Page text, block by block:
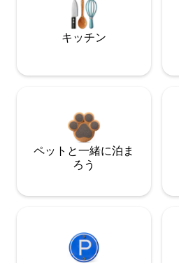
キッチン
ペットと一緒に泊ま
ろう